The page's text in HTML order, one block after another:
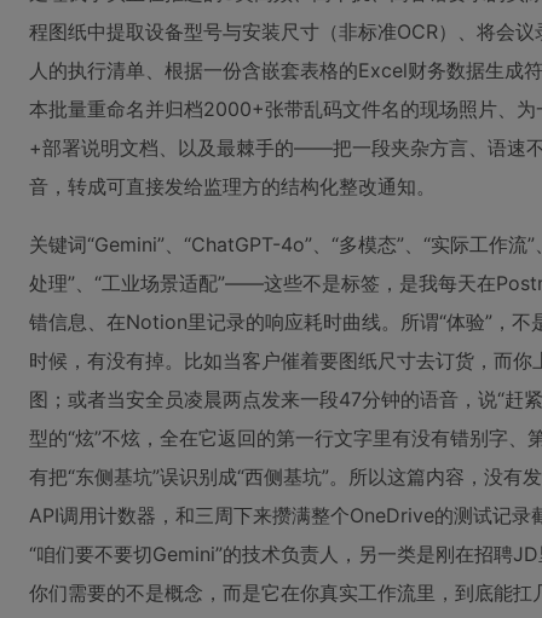
程图纸中提取设备型号与安装尺寸（非标准OCR）、将会
人的执行清单、根据一份含嵌套表格的Excel财务数据生成
本批量重命名并归档2000+张带乱码文件名的现场照片、
+部署说明文档、以及最棘手的——把一段夹杂方言、语速
音，转成可直接发给监理方的结构化整改通知。
关键词“Gemini”、“ChatGPT-4o”、“多模态”、“实际工作流
处理”、“工业场景适配”——这些不是标签，是我每天在
错信息、在Notion里记录的响应耗时曲线。所谓“体验”，
时候，有没有掉。比如当客户催着要图纸尺寸去订货，而
图；或者当安全员凌晨两点发来一段47分钟的语音，说“赶
型的“炫”不炫，全在它返回的第一行文字里有没有错别字
有把“东侧基坑”误识别成“西侧基坑”。所以这篇内容，没有
API调用计数器，和三周下来攒满整个OneDrive的测试记
“咱们要不要切Gemini”的技术负责人，另一类是刚在招聘
你们需要的不是概念，而是它在你真实工作流里，到底能扛